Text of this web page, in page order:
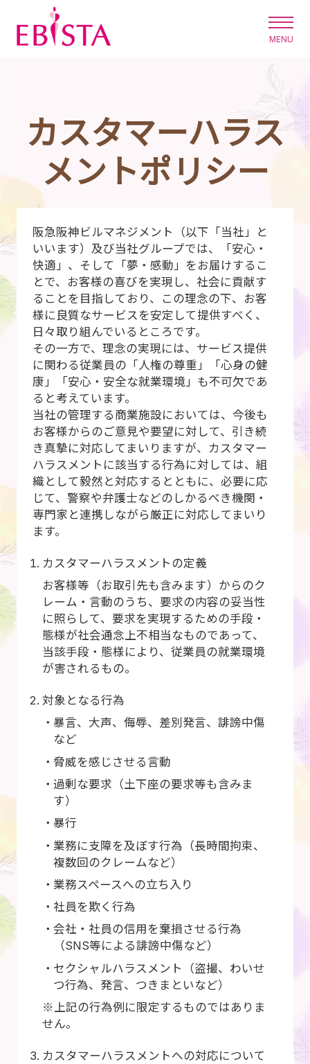
カスタマーハラス
メントポリシー
阪急阪神ビルマネジメント（以下「当社」と
いいます）及び当社グループでは、「安心・
快適」、そして「夢・感動」をお届けするこ
とで、お客様の喜びを実現し、社会に貢献す
ることを目指しており、この理念の下、お客
様に良質なサービスを安定して提供すべく、
日々取り組んでいるところです。
その一方で、理念の実現には、サービス提供
に関わる従業員の「人権の尊重」「心身の健
康」「安心・安全な就業環境」も不可欠であ
ると考えています。
当社の管理する商業施設においては、今後も
お客様からのご意見や要望に対して、引き続
き真摯に対応してまいりますが、カスタマー
ハラスメントに該当する行為に対しては、組
織として毅然と対応するとともに、必要に応
じて、警察や弁護士などのしかるべき機関・
専門家と連携しながら厳正に対応してまいり
ます。
カスタマーハラスメントの定義
お客様等（お取引先も含みます）からのク
レーム・言動のうち、要求の内容の妥当性
に照らして、要求を実現するための手段・
態様が社会通念上不相当なものであって、
当該手段・態様により、従業員の就業環境
が害されるもの。
対象となる行為
暴言、大声、侮辱、差別発言、誹謗中傷
など
脅威を感じさせる言動
過剰な要求（土下座の要求等も含みま
す）
暴行
業務に支障を及ぼす行為（長時間拘束、
複数回のクレームなど）
業務スペースへの立ち入り
社員を欺く行為
会社・社員の信用を棄損させる行為
（SNS等による誹謗中傷など）
セクシャルハラスメント（盗撮、わいせ
つ行為、発言、つきまといなど）
※上記の行為例に限定するものではありま
せん。
カスタマーハラスメントへの対応について